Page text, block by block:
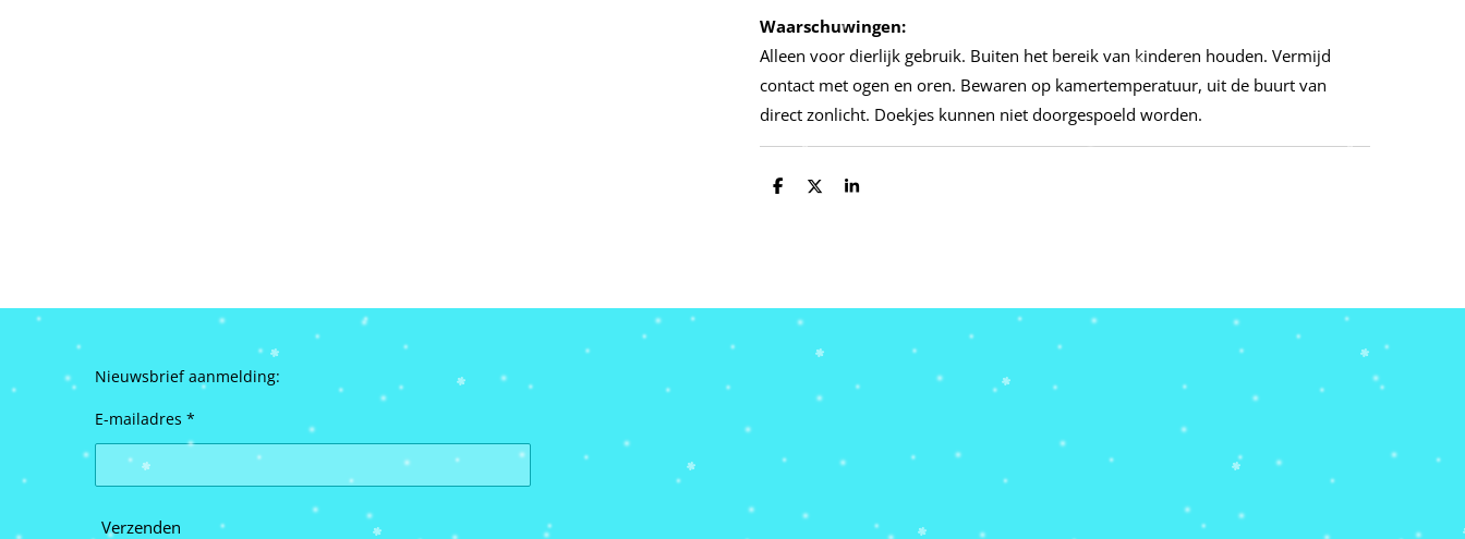
Waarschuwingen:
Alleen voor dierlijk gebruik. Buiten het bereik van kinderen houden. Vermijd
contact met ogen en oren. Bewaren op kamertemperatuur, uit de buurt van
direct zonlicht. Doekjes kunnen niet doorgespoeld worden.
D
D
S
Nieuwsbrief aanmelding:
E-mailadres *
Verzenden